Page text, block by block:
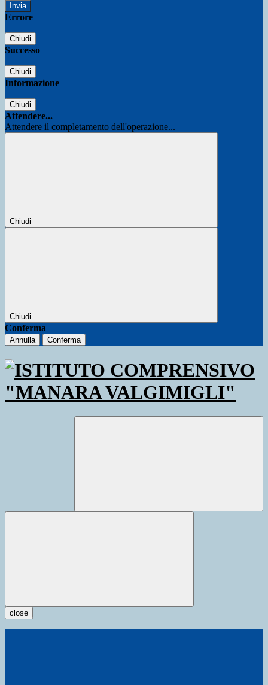
Errore
Chiudi
Successo
Chiudi
Informazione
Chiudi
Attendere...
Attendere il completamento dell'operazione...
Chiudi
Chiudi
Conferma
Annulla Conferma
close